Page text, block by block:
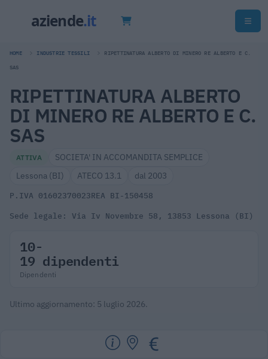
HOME INDUSTRIE TESSILI RIPETTINATURA ALBERTO DI MINERO RE ALBERTO E C.
SAS
RIPETTINATURA ALBERTO
DI MINERO RE ALBERTO E C.
SAS
ATTIVA
SOCIETA' IN ACCOMANDITA SEMPLICE
Lessona (BI)
ATECO 13.1 dal 2003
P.IVA 01602370023REA BI-150458
Sede legale: Via Iv Novembre 58, 13853 Lessona (BI)
10-
19 dipendenti
Dipendenti
Ultimo aggiornamento: 5 luglio 2026.